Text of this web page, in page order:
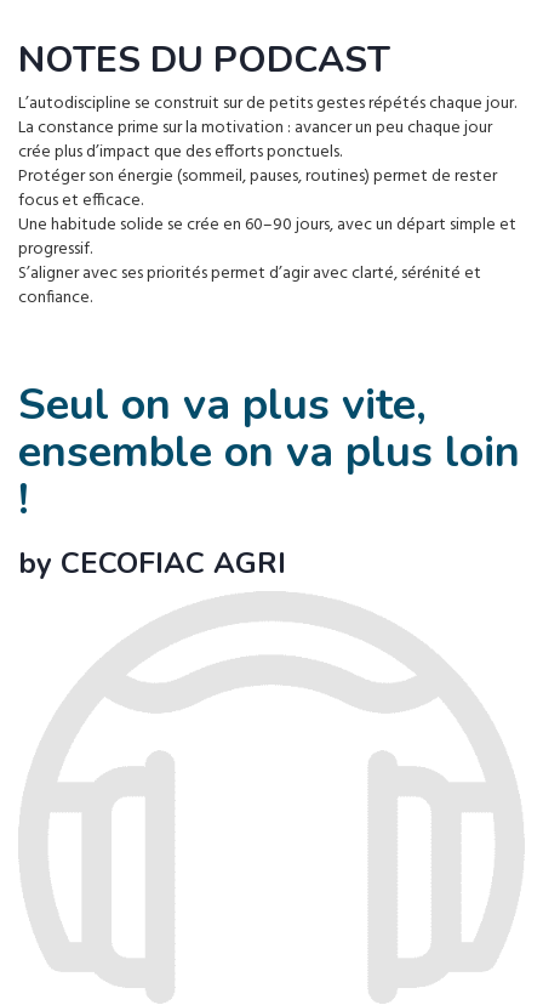
NOTES DU PODCAST
L’autodiscipline se construit sur de petits gestes répétés chaque jour.
La constance prime sur la motivation : avancer un peu chaque jour
crée plus d’impact que des efforts ponctuels.
Protéger son énergie (sommeil, pauses, routines) permet de rester
focus et efficace.
Une habitude solide se crée en 60–90 jours, avec un départ simple et
progressif.
S’aligner avec ses priorités permet d’agir avec clarté, sérénité et
confiance.
Seul on va plus vite,
ensemble on va plus loin
!
by CECOFIAC AGRI